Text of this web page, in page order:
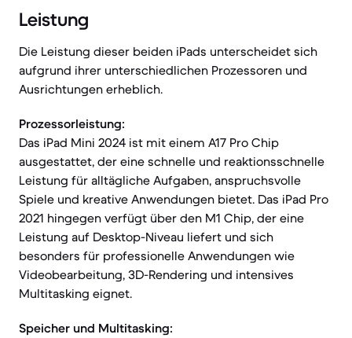
Leistung
Die Leistung dieser beiden iPads unterscheidet sich
aufgrund ihrer unterschiedlichen Prozessoren und
Ausrichtungen erheblich.
Prozessorleistung:
Das iPad Mini 2024 ist mit einem A17 Pro Chip
ausgestattet, der eine schnelle und reaktionsschnelle
Leistung für alltägliche Aufgaben, anspruchsvolle
Spiele und kreative Anwendungen bietet. Das iPad Pro
2021 hingegen verfügt über den M1 Chip, der eine
Leistung auf Desktop-Niveau liefert und sich
besonders für professionelle Anwendungen wie
Videobearbeitung, 3D-Rendering und intensives
Multitasking eignet.
Speicher und Multitasking: